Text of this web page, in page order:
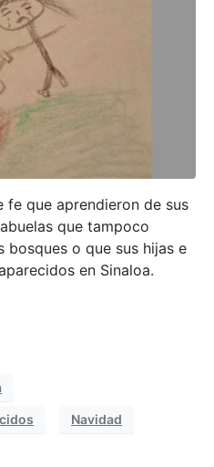
fe que aprendieron de sus
que tampoco
bosques o que sus hijas e
en Sinaloa.
Navidad